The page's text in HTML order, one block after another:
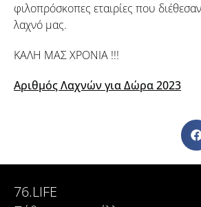
φιλοπρόσκοπες εταιρίες που
λαχνό μας.
ΚΑΛΗ ΜΑΣ ΧΡΟΝΙΑ !!!
Αριθμός Λαχνών για Δώρα 2023
76.LIFE